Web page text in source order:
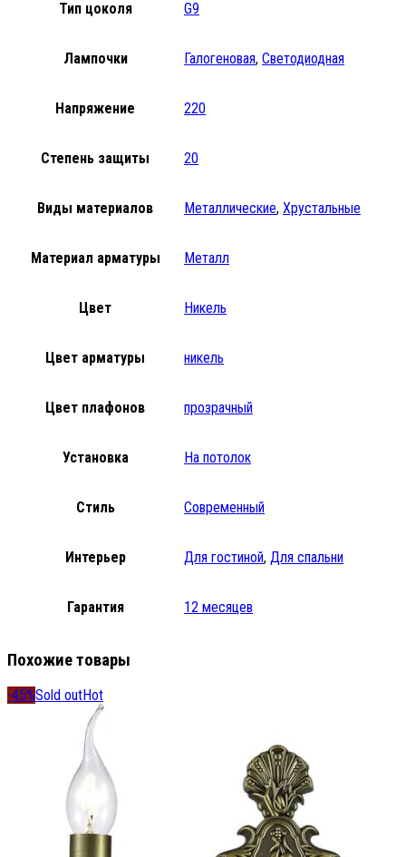
Тип цоколя G9
Лампочки Галогеновая, Светодиодная
Напряжение 220
Степень защиты 20
Виды материалов Металлические, Хрустальные
Материал арматуры Металл
Цвет Никель
Цвет арматуры никель
Цвет плафонов прозрачный
Установка На потолок
Стиль Современный
Интерьер Для гостиной, Для спальни
Гарантия 12 месяцев
Похожие товары
-45%Sold outHot